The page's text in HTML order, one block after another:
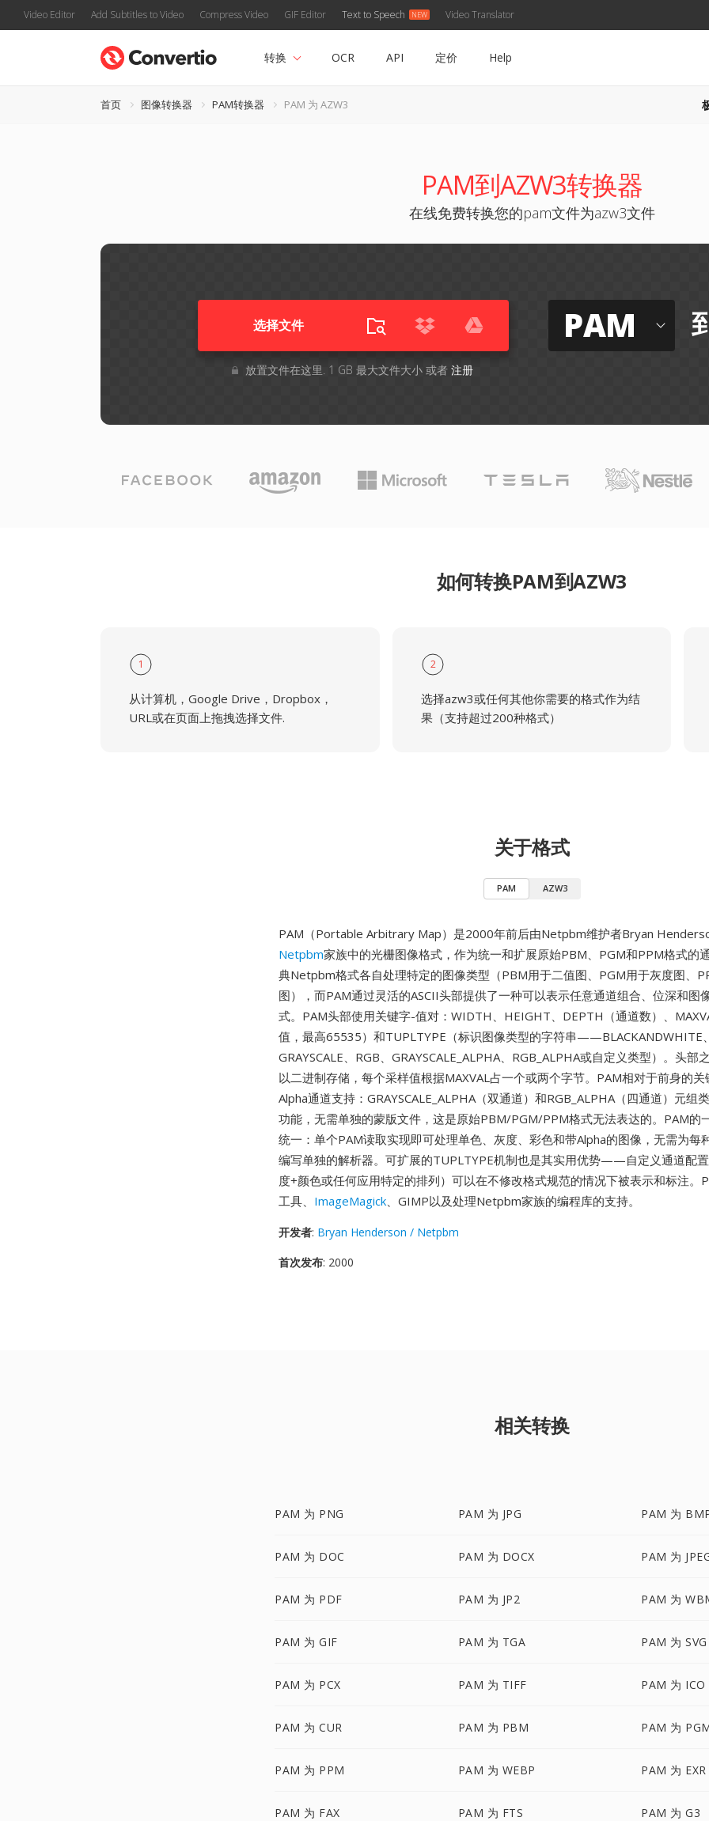
Video Editor Add Subtitles to Video Compress Video GIF Editor Text to Speech Video Translator
转换 OCR API 定价 Help
首页 图像转换器 PAM转换器 PAM 为 AZW3
PAM到AZW3转换器
在线免费转换您的pam文件为azw3文件
选择文件
放置文件在这里. 1 GB 最大文件大小 或者 注册
PAM
如何转换PAM到AZW3
1
从计算机，Google Drive，Dropbox，
URL或在页面上拖拽选择文件.
2
选择azw3或任何其他你需要的格式作为结
果（支持超过200种格式）
关于格式
PAM AZW3
PAM（Portable Arbitrary Map）是2000年前后由Netpbm维护者Bryan
Netpbm家族中的光栅图像格式，作为统一和扩展原始PBM、PGM和PPM格式的
典Netpbm格式各自处理特定的图像类型（PBM用于二值图、PGM用于灰度图、
图），而PAM通过灵活的ASCII头部提供了一种可以表示任意通道组合、位深和图
式。PAM头部使用关键字-值对：WIDTH、HEIGHT、DEPTH（通道数）、
值，最高65535）和TUPLTYPE（标识图像类型的字符串——BLACKANDWHITE、
GRAYSCALE、RGB、GRAYSCALE_ALPHA、RGB_ALPHA或自定义类型）。头部
以二进制存储，每个采样值根据MAXVAL占一个或两个字节。PAM相对于前身的
Alpha通道支持：GRAYSCALE_ALPHA（双通道）和RGB_ALPHA（四通道）元组
功能，无需单独的蒙版文件，这是原始PBM/PGM/PPM格式无法表达的。PAM的
统一：单个PAM读取实现即可处理单色、灰度、彩色和带Alpha的图像，无需为每
编写单独的解析器。可扩展的TUPLTYPE机制也是其实用优势——自定义通道配
度+颜色或任何应用特定的排列）可以在不修改格式规范的情况下被表示和标注。
工具、 ImageMagick、GIMP以及处理Netpbm家族的编程库的支持。
开发者: Bryan Henderson / Netpbm
首次发布: 2000
相关转换
PAM 为 PNG PAM 为 JPG PAM 为
PAM 为 DOC PAM 为 DOCX PAM 为
PAM 为 PDF PAM 为 JP2 PAM 为
PAM 为 GIF PAM 为 TGA PAM 为 SVG
PAM 为 PCX PAM 为 TIFF PAM 为 ICO
PAM 为 CUR PAM 为 PBM PAM 为
PAM 为 PPM PAM 为 WEBP PAM 为 EXR
PAM 为 FAX PAM 为 FTS PAM 为 G3